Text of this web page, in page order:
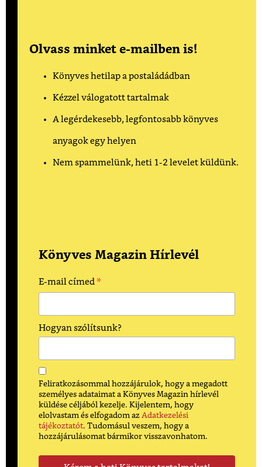
Olvass minket e-mailben is!
Könyves hetilap a postaládádban
Kézzel válogatott tartalmak
A legérdekesebb, legfontosabb könyves
anyagok egy helyen
Nem spammelünk, heti 1-2 levelet küldünk.
Könyves Magazin Hírlevél
E-mail címed*
Hogyan szólítsunk?
Feliratkozásommal hozzájárulok, hogy a megadott
személyes adataimat a Könyves Magazin hírlevél
küldése céljából kezelje. Kijelentem, hogy
elolvastam és elfogadom az Adatkezelési
tájékoztatót. Tudomásul veszem, hogy a
hozzájárulásomat bármikor visszavonhatom.